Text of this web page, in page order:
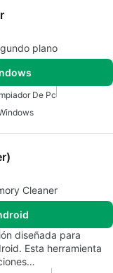
plano
De Pc
Cleaner
diseñada para
Esta herramienta